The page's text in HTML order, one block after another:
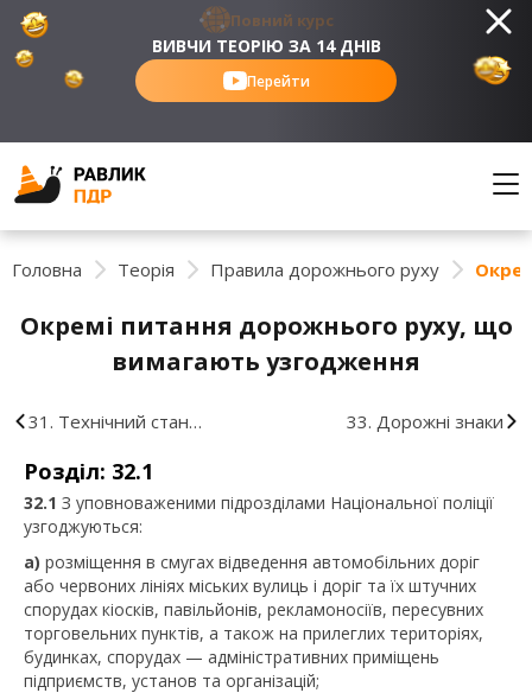
Повний курс
ВИВЧИ ТЕОРІЮ ЗА 14 ДНІВ
Перейти
Головна Теорія Правила дорожнього руху
Окремі питання дорожнього руху, що
вимагають узгодження
31. Технічний стан
обладнання
33. Дорожні знаки
Розділ: 32.1
32.1 З уповноваженими підрозділами Національної поліції
узгоджуються:
а) розміщення в смугах відведення автомобільних доріг
або червоних лініях міських вулиць і доріг та їх штучних
спорудах кіосків, павільйонів, рекламоносіїв, пересувних
торговельних пунктів, а також на прилеглих територіях,
будинках, спорудах — адміністративних приміщень
підприємств, установ та організацій;